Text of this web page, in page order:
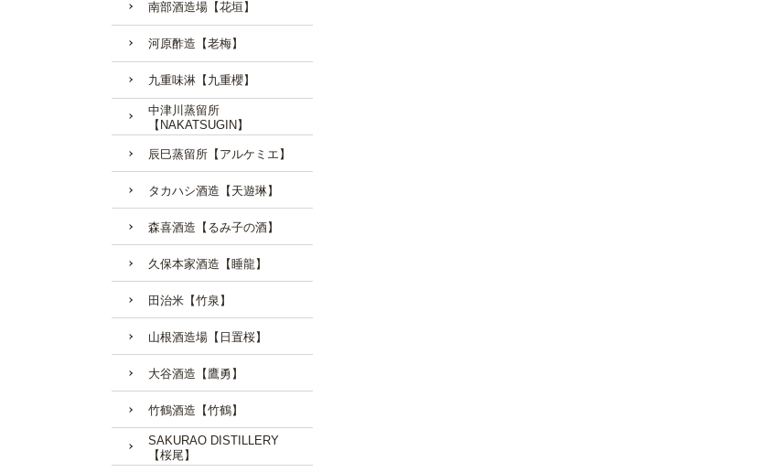
南部酒造場【花垣】
河原酢造【老梅】
九重味淋【九重櫻】
中津川蒸留所
【NAKATSUGIN】
辰巳蒸留所【アルケミエ】
タカハシ酒造【天遊琳】
森喜酒造【るみ子の酒】
久保本家酒造【睡龍】
田治米【竹泉】
山根酒造場【日置桜】
大谷酒造【鷹勇】
竹鶴酒造【竹鶴】
SAKURAO DISTILLERY
【桜尾】